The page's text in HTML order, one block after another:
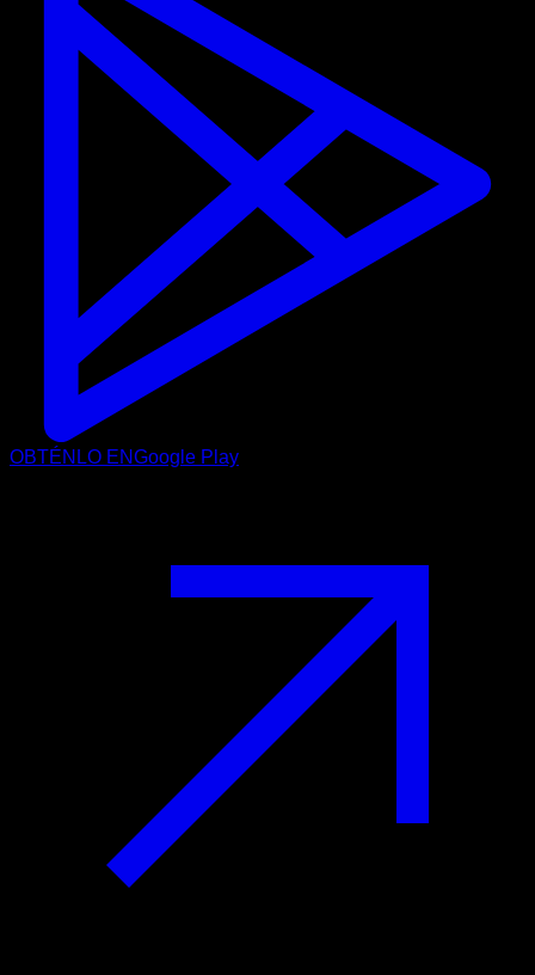
OBTÉNLO ENGoogle Play